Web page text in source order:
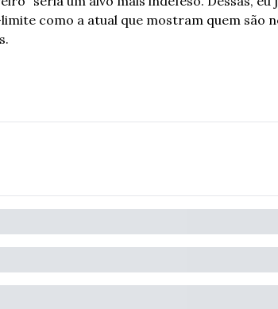
como a atual que mostram quem são